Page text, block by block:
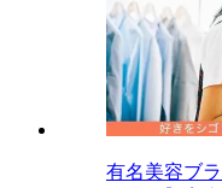
有名美容ブ